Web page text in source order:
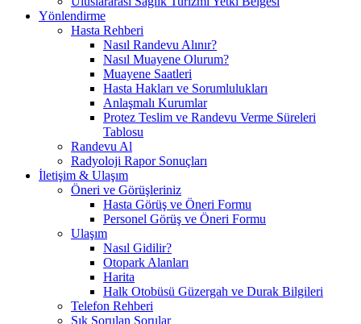
Yönlendirme
Hasta Rehberi
Nasıl Randevu Alınır?
Nasıl Muayene Olurum?
Muayene Saatleri
Hasta Hakları ve Sorumlulukları
Anlaşmalı Kurumlar
Protez Teslim ve Randevu Verme Süreleri
Tablosu
Randevu Al
Radyoloji Rapor Sonuçları
İletişim & Ulaşım
Öneri ve Görüşleriniz
Hasta Görüş ve Öneri Formu
Personel Görüş ve Öneri Formu
Ulaşım
Nasıl Gidilir?
Otopark Alanları
Harita
Halk Otobüsü Güzergah ve Durak Bilgileri
Telefon Rehberi
Sık Sorulan Sorular